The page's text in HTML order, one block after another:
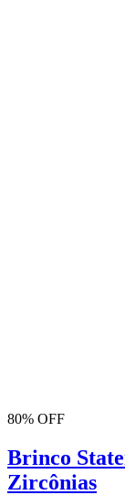
80% OFF
Brinco
Zircônias